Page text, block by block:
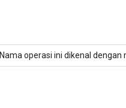
Nama operasi ini dikenal dengan